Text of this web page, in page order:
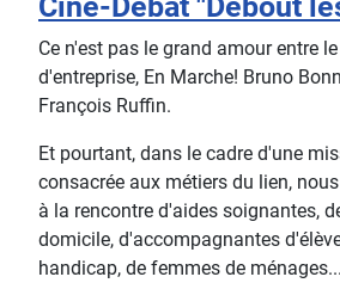
Ce n'est pas le grand amour entre
d'entreprise, En Marche! Bruno
François Ruffin.
Et pourtant, dans le cadre d'une
consacrée aux métiers du lien,
à la rencontre d'aides soignantes,
domicile, d'accompagnantes
handicap, de femmes de ménages...